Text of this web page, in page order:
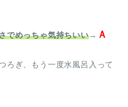
でめっちゃ気持ちいい→ Ａ
ろぎ、もう一度水風呂入って